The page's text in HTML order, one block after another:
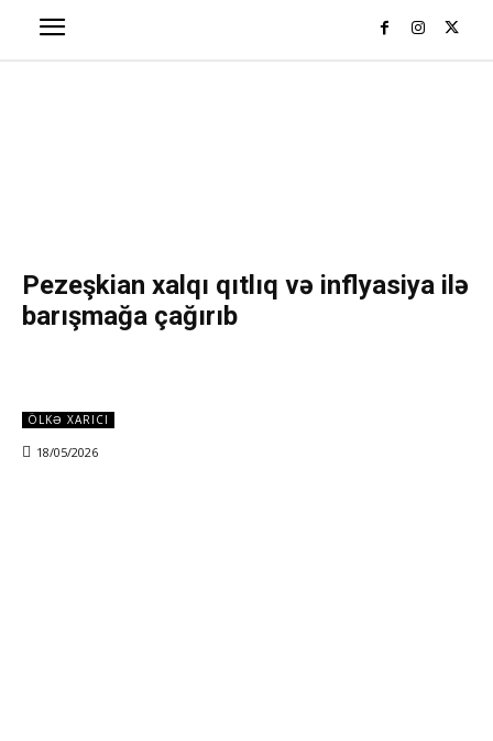
Pezeşkian xalqı qıtlıq və inflyasiya ilə
barışmağa çağırıb
ÖLKƏ XARICI
18/05/2026